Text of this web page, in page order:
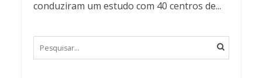
conduziram um estudo com 40 centros de...